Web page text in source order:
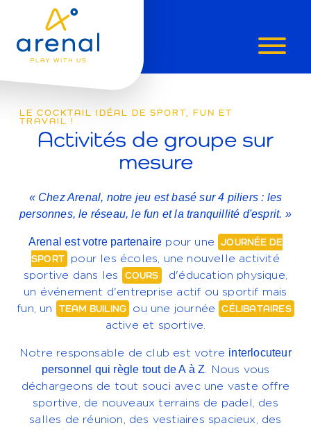
ET
LE COCKTAIL IDÉAL DE SPORT, FUN ET
TRAVAIL !
Activités de groupe sur
mesure
« Chez Arenal, notre jeu est basé sur 4 piliers : les
personnes, le réseau, le fun et la tranquillité d'esprit. »
Arenal est votre partenaire pour une
JOURNÉE DE
SPORT
pour les écoles, une nouvelle activité
sportive dans les
COURS
d'éducation physique,
un événement d'entreprise actif ou sportif mais
fun, un
TEAM BUILING ou une journée
CÉLIBATAIRES
active et sportive.
Notre responsable de club est votre interlocuteur
personnel qui règle tout de A à Z . Nous vous
déchargeons de tout souci avec une vaste offre
sportive, de nouveaux terrains de padel, des
salles de réunion, des vestiaires spacieux, des